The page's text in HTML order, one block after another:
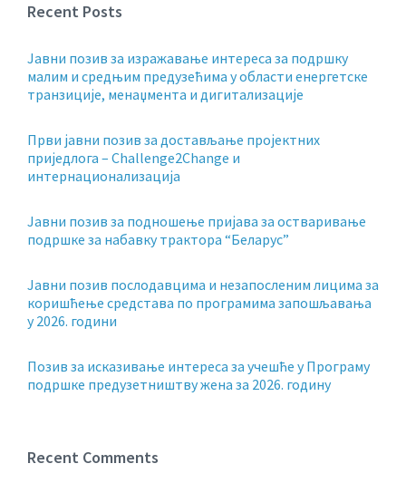
Recent Posts
Jавни позив за изражавање интереса за подршку
малим и средњим предузећима у области енергетске
транзиције, менаџмента и дигитализације
Први јавни позив за достављање пројектних
приједлога – Challenge2Change и
интернационализација
Јавни позив за подношење пријава за остваривање
подршке за набавку трактора “Беларус”
Јавни позив послодавцима и незапосленим лицима за
коришћење средстава по програмима запошљавања
у 2026. години
Позив за исказивање интереса за учешће у Програму
подршке предузетништву жена за 2026. годину
Recent Comments